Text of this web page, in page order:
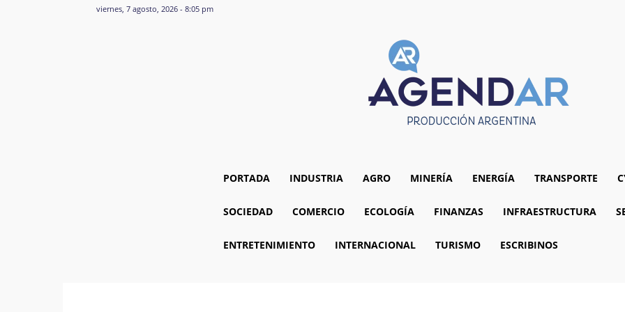
viernes, 7 agosto, 2026 - 8:05 pm
PORTADA INDUSTRIA AGRO MINERÍA ENERGÍA TRANSPORTE
SOCIEDAD COMERCIO ECOLOGÍA FINANZAS INFRAESTRUCTURA
ENTRETENIMIENTO INTERNACIONAL TURISMO ESCRIBINOS